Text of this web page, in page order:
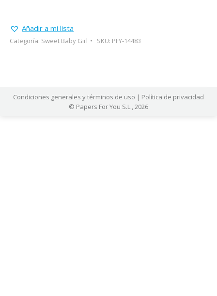
Añadir a mi lista
Categoría: Sweet Baby Girl SKU: PFY-14483
Condiciones generales y términos de uso | Política de privacidad
© Papers For You S.L., 2026